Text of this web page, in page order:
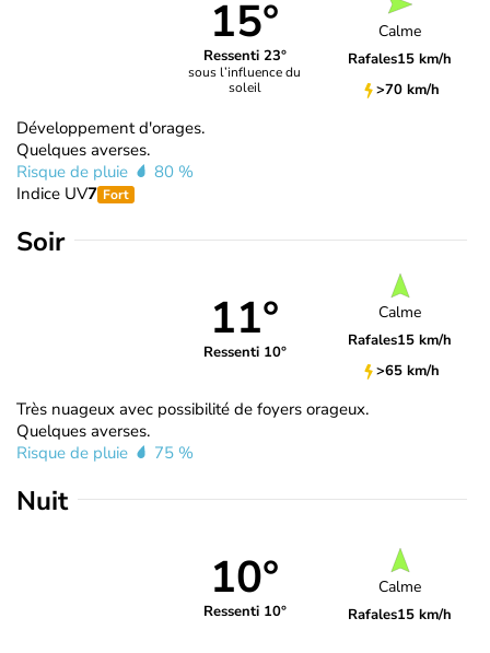
15°
Ressenti 23°
sous l’influence du
soleil
Calme
Rafales15 km/h
>70 km/h
Développement d'orages.
Quelques averses.
Risque de pluie
80 %
Indice UV7 Fort
Soir
11°
Ressenti 10°
Calme
Rafales15 km/h
>65 km/h
Très nuageux avec possibilité de foyers orageux.
Quelques averses.
Risque de pluie
75 %
Nuit
10°
Ressenti 10°
Calme
Rafales15 km/h